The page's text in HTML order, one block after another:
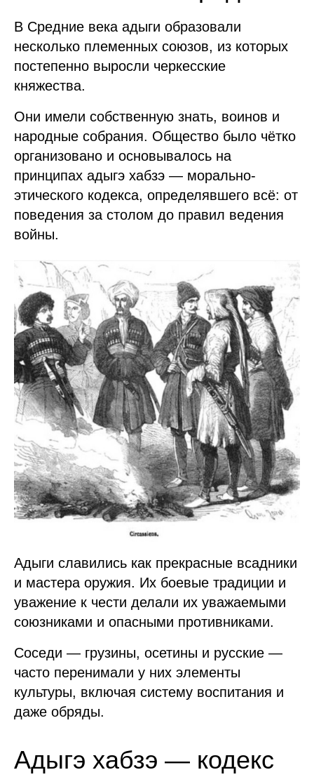
В Средние века адыги образовали
несколько племенных союзов, из которых
постепенно выросли черкесские
княжества.
Они имели собственную знать, воинов и
народные собрания. Общество было чётко
организовано и основывалось на
принципах адыгэ хабзэ — морально-
этического кодекса, определявшего всё: от
поведения за столом до правил ведения
войны.
Адыги славились как прекрасные всадники
и мастера оружия. Их боевые традиции и
уважение к чести делали их уважаемыми
союзниками и опасными противниками.
Соседи — грузины, осетины и русские —
часто перенимали у них элементы
культуры, включая систему воспитания и
даже обряды.
Адыгэ хабзэ — кодекс